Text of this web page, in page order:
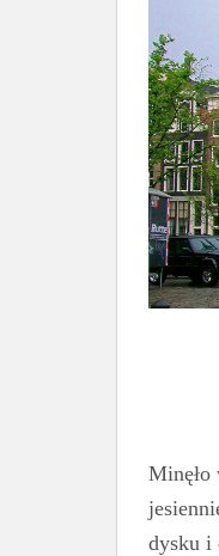
Minęło
dysku i